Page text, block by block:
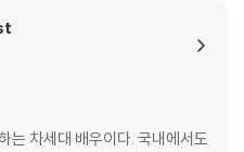
는 차세대 배우이다. 국내에서도